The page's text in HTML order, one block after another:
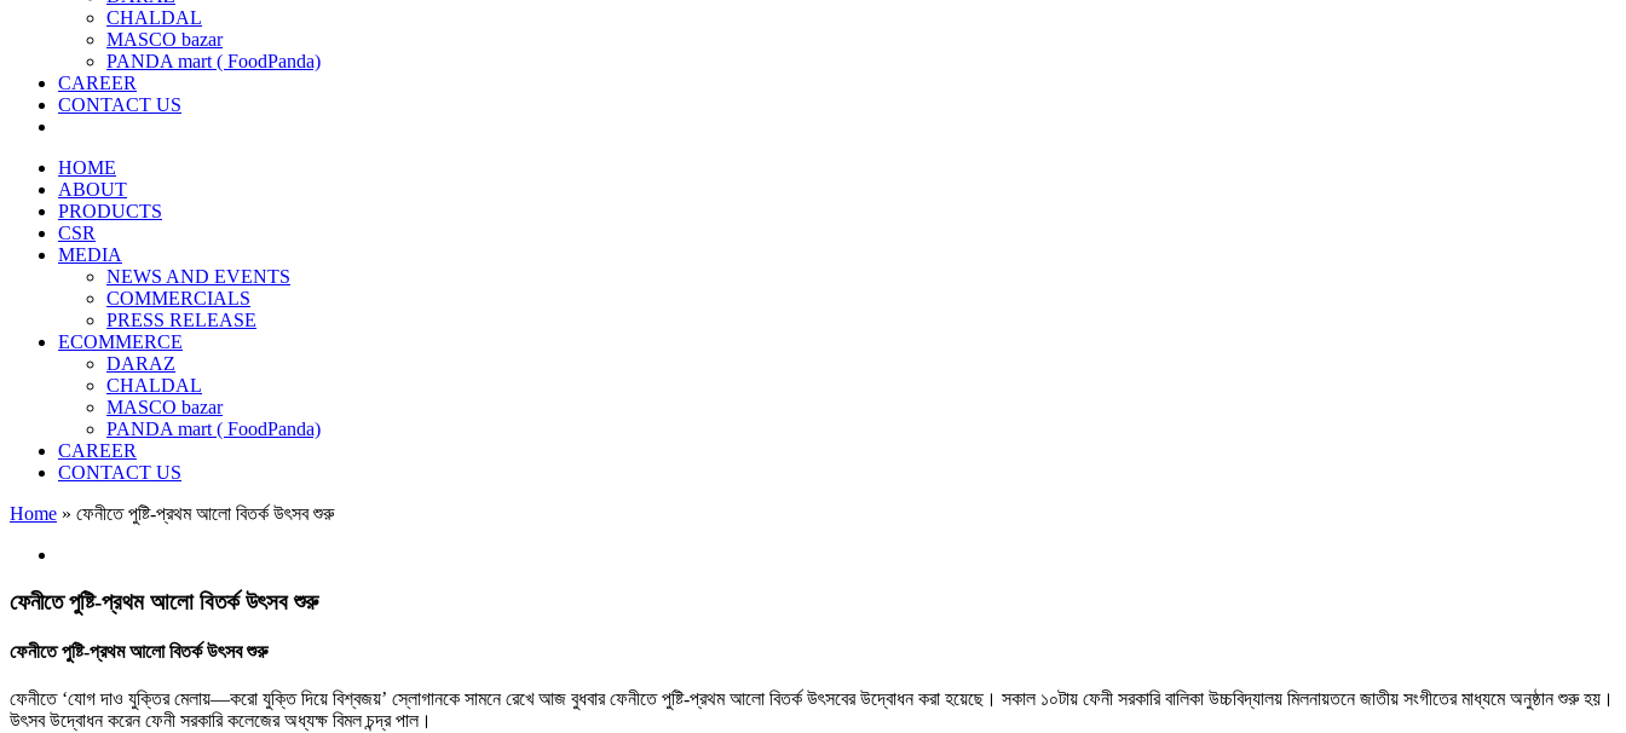
CHALDAL
MASCO bazar
PANDA mart ( FoodPanda)
CAREER
CONTACT US
HOME
ABOUT
PRODUCTS
CSR
MEDIA
NEWS AND EVENTS
COMMERCIALS
PRESS RELEASE
ECOMMERCE
DARAZ
CHALDAL
MASCO bazar
PANDA mart ( FoodPanda)
CAREER
CONTACT US
Home » ফেনীতে পুষ্টি-প্রথম আলো বিতর্ক উৎসব শুরু
Image
ফেনীতে পুষ্টি-প্রথম আলো বিতর্ক উৎসব শুরু
ফেনীতে পুষ্টি-প্রথম আলো বিতর্ক উৎসব শুরু
ফেনীতে ‘যোগ দাও যুক্তির মেলায়—করো যুক্তি দিয়ে বিশ্বজয়’ স্লোগানকে সামনে রেখে আজ বুধবার ফেনীতে পুষ্টি-প্রথম আলো বিতর্ক উৎসবের উদ্বোধন করা হয়েছে। সকাল ১০টায় ফেনী সরকারি বালিকা উচ্চবিদ্যালয় মিলনায়তনে জাতীয় সংগীতের মাধ্যমে অনুষ্ঠান শুরু হয়।
উৎসব উদ্বোধন করেন ফেনী সরকারি কলেজের অধ্যক্ষ বিমল চন্দ্র পাল।